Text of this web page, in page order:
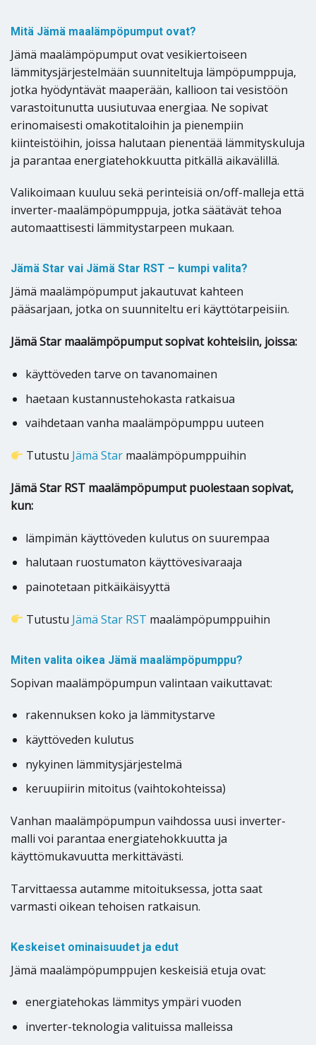
Mitä Jämä maalämpöpumput ovat?
Jämä maalämpöpumput ovat vesikiertoiseen
lämmitysjärjestelmään suunniteltuja lämpöpumppuja,
jotka hyödyntävät maaperään, kallioon tai vesistöön
varastoitunutta uusiutuvaa energiaa. Ne sopivat
erinomaisesti omakotitaloihin ja pienempiin
kiinteistöihin, joissa halutaan pienentää lämmityskuluja
ja parantaa energiatehokkuutta pitkällä aikavälillä.
Valikoimaan kuuluu sekä perinteisiä on/off-malleja että
inverter-maalämpöpumppuja, jotka säätävät tehoa
automaattisesti lämmitystarpeen mukaan.
Jämä Star vai Jämä Star RST – kumpi valita?
Jämä maalämpöpumput jakautuvat kahteen
pääsarjaan, jotka on suunniteltu eri käyttötarpeisiin.
Jämä Star maalämpöpumput sopivat kohteisiin, joissa:
käyttöveden tarve on tavanomainen
haetaan kustannustehokasta ratkaisua
vaihdetaan vanha maalämpöpumppu uuteen
Tutustu Jämä Star maalämpöpumppuihin
Jämä Star RST maalämpöpumput puolestaan sopivat,
kun:
lämpimän käyttöveden kulutus on suurempaa
halutaan ruostumaton käyttövesivaraaja
painotetaan pitkäikäisyyttä
Tutustu Jämä Star RST maalämpöpumppuihin
Miten valita oikea Jämä maalämpöpumppu?
Sopivan maalämpöpumpun valintaan vaikuttavat:
rakennuksen koko ja lämmitystarve
käyttöveden kulutus
nykyinen lämmitysjärjestelmä
keruupiirin mitoitus (vaihtokohteissa)
Vanhan maalämpöpumpun vaihdossa uusi inverter-
malli voi parantaa energiatehokkuutta ja
käyttömukavuutta merkittävästi.
Tarvittaessa autamme mitoituksessa, jotta saat
varmasti oikean tehoisen ratkaisun.
Keskeiset ominaisuudet ja edut
Jämä maalämpöpumppujen keskeisiä etuja ovat:
energiatehokas lämmitys ympäri vuoden
inverter-teknologia valituissa malleissa